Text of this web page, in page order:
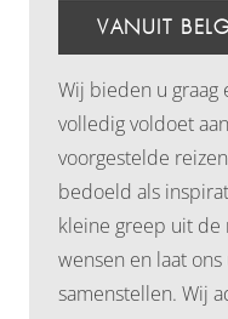
VANUIT
Wij bieden u graag
volledig voldoet
voorgestelde
bedoeld als
kleine greep uit de
wensen en laat
samenstellen. Wij